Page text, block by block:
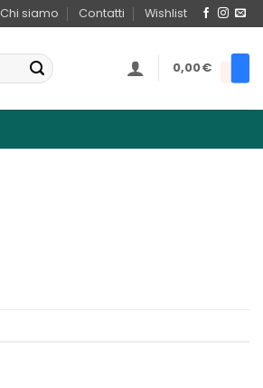
Chi siamo Contatti Wishlist
0,00€